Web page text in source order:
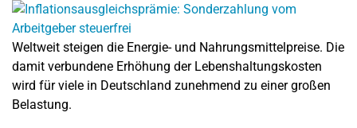
Weltweit steigen die Energie- und Nahrungsmittelpreise. Die
damit verbundene Erhöhung der Lebenshaltungskosten
wird für viele in Deutschland zunehmend zu einer großen
Belastung.